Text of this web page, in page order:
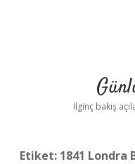
İlginç bakış
Etiket: 1841 Londra